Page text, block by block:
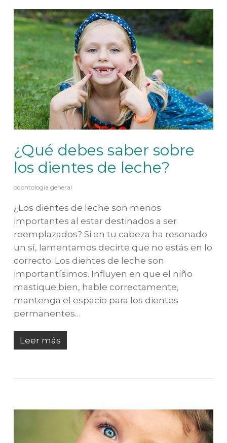
¿Qué debes saber sobre
los dientes de leche?
odontología general
¿Los dientes de leche son menos
importantes al estar destinados a ser
reemplazados? Si en tu cabeza ha resonado
un sí, lamentamos decirte que no estás en lo
correcto. Los dientes de leche son
importantísimos. Influyen en que el niño
mastique bien, hable correctamente,
mantenga el espacio para los dientes
permanentes…
Leer más